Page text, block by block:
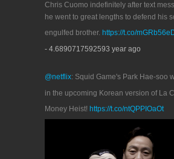
Chris Cuomo indefinitely after text
he went to great lengths to defend his
engulfed brother. https://t.co/
- 4.6890717592593 year ago
@netflix: Squid Game's Park Hae-soo
in the upcoming Korean version of La
Money Heist! https://t.co/ntQPPIOaOt